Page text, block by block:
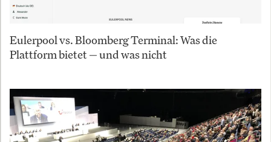
Eulerpool vs. Bloomberg Terminal: Was die
Plattform bietet — und was nicht